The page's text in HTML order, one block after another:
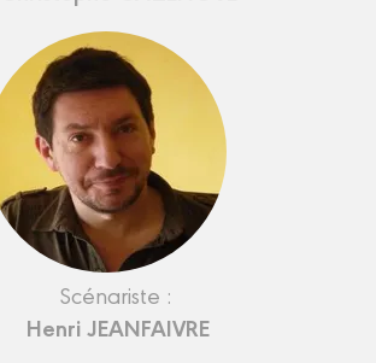
Scénariste :
Henri JEANFAIVRE